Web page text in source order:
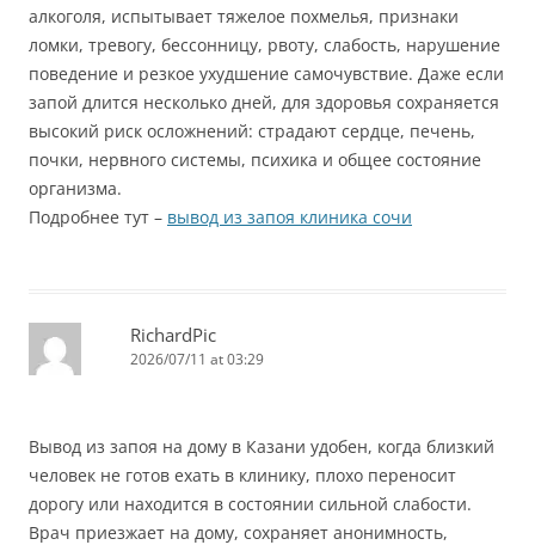
алкоголя, испытывает тяжелое похмелья, признаки
ломки, тревогу, бессонницу, рвоту, слабость, нарушение
поведение и резкое ухудшение самочувствие. Даже если
запой длится несколько дней, для здоровья сохраняется
высокий риск осложнений: страдают сердце, печень,
почки, нервного системы, психика и общее состояние
организма.
Подробнее тут – вывод из запоя клиника сочи
RichardPic
2026/07/11 at 03:29
Вывод из запоя на дому в Казани удобен, когда близкий
человек не готов ехать в клинику, плохо переносит
дорогу или находится в состоянии сильной слабости.
Врач приезжает на дому, сохраняет анонимность,